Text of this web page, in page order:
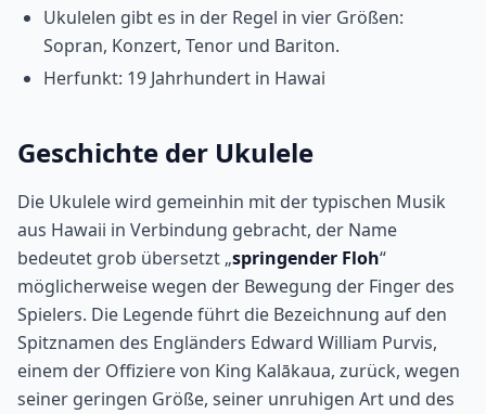
Ukulelen gibt es in der Regel in vier Größen:
Sopran, Konzert, Tenor und Bariton.
Herfunkt: 19 Jahrhundert in Hawai
Geschichte der Ukulele
Die Ukulele wird gemeinhin mit der typischen Musik
aus Hawaii in Verbindung gebracht, der Name
bedeutet grob übersetzt „springender Floh“
möglicherweise wegen der Bewegung der Finger des
Spielers. Die Legende führt die Bezeichnung auf den
Spitznamen des Engländers Edward William Purvis,
einem der Offiziere von King Kalākaua, zurück, wegen
seiner geringen Größe, seiner unruhigen Art und des